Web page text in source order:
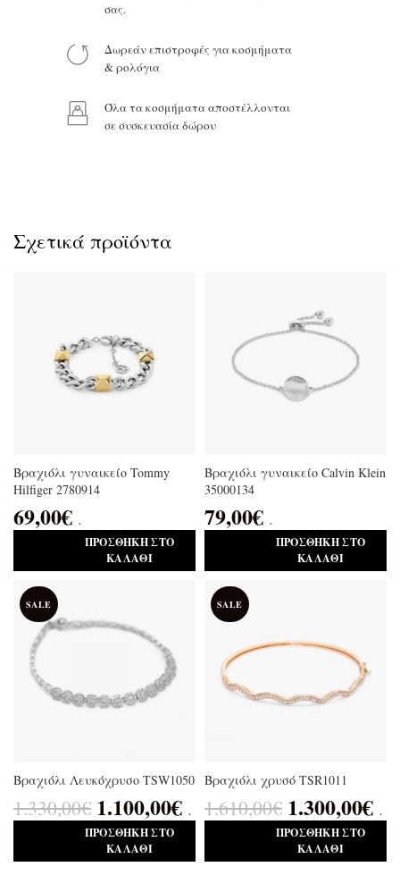
σας.
Δωρεάν επιστροφές για κοσμήματα
& ρολόγια
Όλα τα κοσμήματα αποστέλλονται
σε συσκευασία δώρου
Σχετικά προϊόντα
Βραχιόλι γυναικείο Tommy
Hilfiger 2780914
69,00€ .
ΠΡΟΣΘΉΚΗ ΣΤΟ
ΚΑΛΆΘΙ
Βραχιόλι γυναικείο Calvin Klein
35000134
79,00€ .
ΠΡΟΣΘΉΚΗ ΣΤΟ
ΚΑΛΆΘΙ
SALE
Βραχιόλι Λευκόχρυσο TSW1050
1.330,00€ 1.100,00€ .
ΠΡΟΣΘΉΚΗ ΣΤΟ
ΚΑΛΆΘΙ
SALE
Βραχιόλι χρυσό TSR1011
1.610,00€ 1.300,00€ .
ΠΡΟΣΘΉΚΗ ΣΤΟ
ΚΑΛΆΘΙ